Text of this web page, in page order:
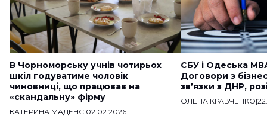
В Чорноморську учнів чотирьох
шкіл годуватиме чоловік
чиновниці, що працював на
«скандальну» фірму
КАТЕРИНА МАДЕНС|02.02.2026
СБУ і Одеська
Договори з
звʼязки з ДНР,
ОЛЕНА КРАВЧЕНКО|